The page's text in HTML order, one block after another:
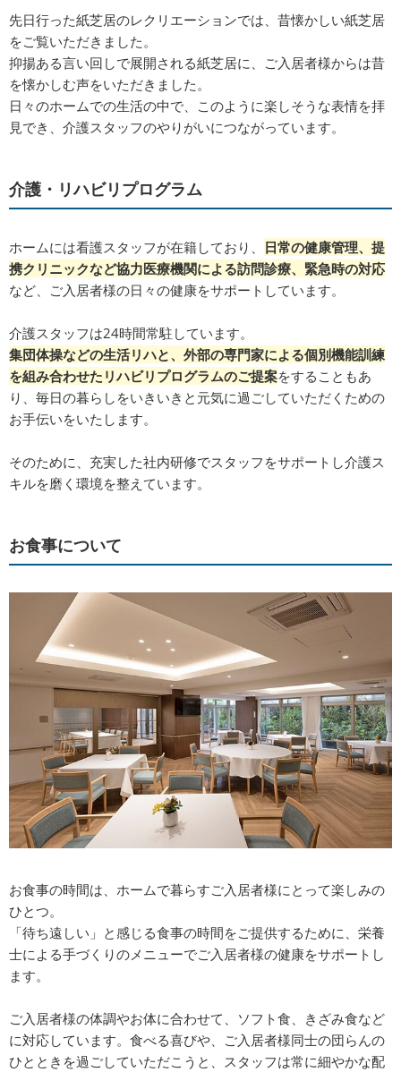
先日行った紙芝居のレクリエーションでは、昔懐かしい紙芝居
をご覧いただきました。
抑揚ある言い回しで展開される紙芝居に、ご入居者様からは昔
を懐かしむ声をいただきました。
日々のホームでの生活の中で、このように楽しそうな表情を拝
見でき、介護スタッフのやりがいにつながっています。
介護・リハビリプログラム
ホームには看護スタッフが在籍しており、 日常の健康管理、提
携クリニックなど協力医療機関による訪問診療、緊急時の対応
など、ご入居者様の日々の健康をサポートしています。
介護スタッフは24時間常駐しています。
集団体操などの生活リハと、外部の専門家による個別機能訓練
を組み合わせたリハビリプログラムのご提案をすることも​あ
り、毎日の暮らしをいきいきと元気に過ごしていただくための
お手伝いをいたします。
そのために、充実した社内研修でスタッフをサポートし介護ス
キルを磨く環境を整えています。
お食事について
お食事の時間は、ホームで暮らすご入居者様にとって楽しみの
ひとつ。
「待ち遠しい」と感じる食事の時間をご提供するために、栄養
士による手づくりのメニューでご入居者様の健康をサポートし
ます。
ご入居者様の体調やお体に合わせて、ソフト食、きざみ食など
に対応しています。食べる喜びや、ご入居者様同士の団らんの
ひとときを過ごしていただこうと、スタッフは常に細やかな配